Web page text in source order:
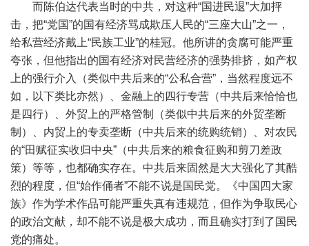
而陈伯达代表当时的中共，对这种“国进民退”大加抨
击，把“党国”的国有经济骂成欺压人民的“三座大山”之一，
给私营经济戴上“民族工业”的桂冠。他所讲的贪腐可能严重
夸张，但他指出的国有经济对民营经济的强势排挤，如产权
上的强行介入（类似中共后来的“公私合营”，当然程度远不
如，以下类比亦然）、金融上的四行专营（中共后来恰恰也
是四行）、外贸上的严格管制（类似中共后来的外贸垄断
制）、内贸上的专卖垄断（中共后来的统购统销）、对农民
的“田赋征实收归中央”（中共后来的粮食征购和剪刀差政
策）等等，也都确实存在。中共后来固然是大大强化了其酷
烈的程度，但“始作俑者”不能不说是国民党。《中国四大家
族》作为学术作品可能严重失真有违规范，但作为争取民心
的政治文献，却不能不说是极大成功，而且确实打到了国民
党的痛处。